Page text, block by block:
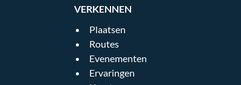
VERKENNEN
Plaatsen
Routes
Evenementen
Ervaringen